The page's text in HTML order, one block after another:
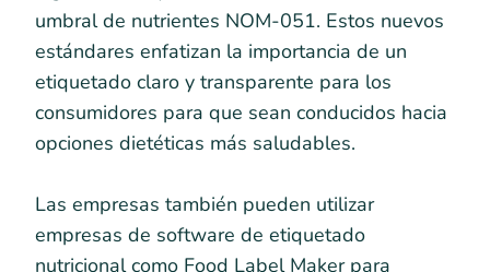
umbral de nutrientes NOM-051. Estos nuevos
estándares enfatizan la importancia de un
etiquetado claro y transparente para los
consumidores para que sean conducidos hacia
opciones dietéticas más saludables.
Las empresas también pueden utilizar
empresas de software de etiquetado
nutricional como Food Label Maker para